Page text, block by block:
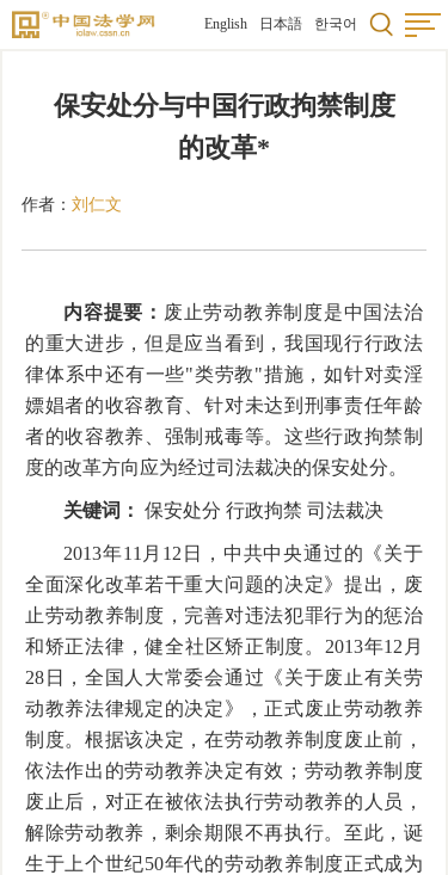
English 日本語 한국어
保安处分与中国行政拘禁制度
的改革*
作者： 刘仁文
内容提要： 废止劳动教养制度是中国法治
的重大进步，但是应当看到，我国现行行政法
律体系中还有一些"类劳教"措施，如针对卖淫
嫖娼者的收容教育、针对未达到刑事责任年龄
者的收容教养、强制戒毒等。这些行政拘禁制
度的改革方向应为经过司法裁决的保安处分。
关键词： 保安处分 行政拘禁 司法裁决
2013年11月12日，中共中央通过的《关于
全面深化改革若干重大问题的决定》提出，废
止劳动教养制度，完善对违法犯罪行为的惩治
和矫正法律，健全社区矫正制度。2013年12月
28日，全国人大常委会通过《关于废止有关劳
动教养法律规定的决定》，正式废止劳动教养
制度。根据该决定，在劳动教养制度废止前，
依法作出的劳动教养决定有效；劳动教养制度
废止后，对正在被依法执行劳动教养的人员，
解除劳动教养，剩余期限不再执行。至此，诞
生于上个世纪50年代的劳动教养制度正式成为